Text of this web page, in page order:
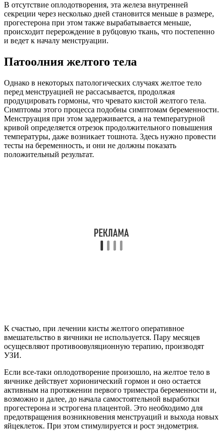
В отсутствие оплодотворения, эта железа внутренней
секреции через несколько дней становится меньше в размере,
прогестерона при этом также вырабатывается меньше,
происходит перерождение в рубцовую ткань, что постепенно
и ведет к началу менструации.
Патоолния желтого тела
Однако в некоторых патологических случаях желтое тело
перед менструацией не рассасывается, продолжая
продуцировать гормоны, что чревато кистой желтого тела.
Симптомы этого процесса подобны симптомам беременности.
Менструация при этом задерживается, а на температурной
кривой определяется отрезок продолжительного повышения
температуры, даже возникает тошнота. Здесь нужно провести
тесты на беременность, и они не должны показать
положительный результат.
К счастью, при лечении кисты желтого оперативное
вмешательство в яичники не используется. Пару месяцев
осущесвляют противоовуляционную терапию, производят
УЗИ.
Если все-таки оплодотворение произошло, на желтое тело в
яичнике действует хорионический гормон и оно остается
активным на протяжении первого триместра беременности и,
возможно и далее, до начала самостоятельной выработки
прогестерона и эстрогена плацентой. Это необходимо для
предотвращения возникновения менструаций и выхода новых
яйцеклеток. При этом стимулируется и рост эндометрия.